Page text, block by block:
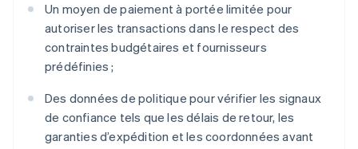
Un moyen de paiement à portée limitée pour
autoriser les transactions dans le respect des
contraintes budgétaires et fournisseurs
prédéfinies ;
Des données de politique pour vérifier les signaux
de confiance tels que les délais de retour, les
garanties d’expédition et les coordonnées avant